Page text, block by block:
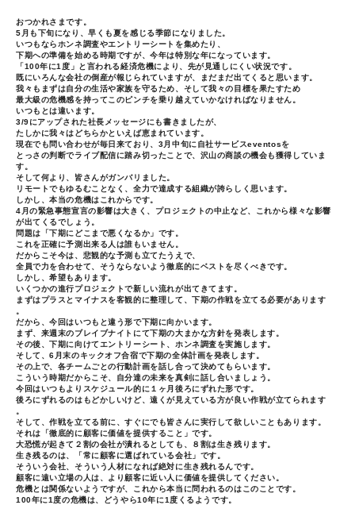
おつかれさまです。
5月も下旬になり、早くも夏を感じる季節になりました。
いつもならホンネ調査やエントリーシートを集めたり、
下期への準備を始める時期ですが、今年は特別な年になっています。
「100年に1度」と言われる経済危機により、先が見通しにくい状況です。
既にいろんな会社の倒産が報じられていますが、まだまだ出てくると思います。
我々もまずは自分の生活や家族を守るため、そして我々の目標を果たすため
最大級の危機感を持ってこのピンチを乗り越えていかなければなりません。
いつもとは違います。
3/9にアップされた社長メッセージにも書きましたが、
たしかに我々はどちらかといえば恵まれています。
現在でも問い合わせが毎日来ており、3月中旬に自社サービスeventosを
とっさの判断でライブ配信に踏み切ったことで、沢山の商談の機会も獲得していま
す。
そして何より、皆さんがガンバリました。
リモートでもゆるむことなく、全力で達成する組織が誇らしく思います。
しかし、本当の危機はこれからです。
4月の緊急事態宣言の影響は大きく、プロジェクトの中止など、これから様々な影響
が出てくるでしょう。
問題は「下期にどこまで悪くなるか」です。
これを正確に予測出来る人は誰もいません。
だからこそ今は、悲観的な予測も立てたうえで、
全員で力を合わせて、そうならないよう徹底的にベストを尽くべきです。
しかし、希望もあります。
いくつかの進行プロジェクトで新しい流れが出てきてます。
まずはプラスとマイナスを客観的に整理して、下期の作戦を立てる必要があります
。
だから、今回はいつもと違う形で下期に向かいます。
まず、来週末のブレイブナイトにて下期の大まかな方針を発表します。
その後、下期に向けてエントリーシート、ホンネ調査を実施します。
そして、6月末のキックオフ合宿で下期の全体計画を発表します。
その上で、各チームごとの行動計画を話し合って決めてもらいます。
こういう時期だからこそ、自分達の未来を真剣に話し合いましょう。
今回はいつもよりスケジュール的に１ヶ月後ろにずれた形です。
後ろにずれるのはもどかしいけど、遠くが見えている方が良い作戦が立てられます
。
そして、作戦を立てる前に、すぐにでも皆さんに実行して欲しいこともあります。
それは「徹底的に顧客に価値を提供すること」です。
大恐慌が起きて２割の会社が潰れるとしても、８割は生き残ります。
生き残るのは、「常に顧客に選ばれている会社」です。
そういう会社、そういう人材になれば絶対に生き残れるんです。
顧客に遠い立場の人は、より顧客に近い人に価値を提供してください。
危機とは関係ないようですが、これから本当に問われるのはこのことです。
100年に1度の危機は、どうやら10年に1度くるようです。